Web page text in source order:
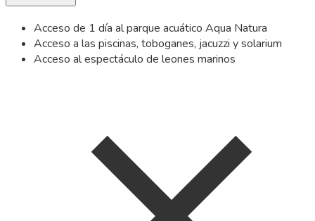
Acceso de 1 día al parque acuático Aqua Natura
Acceso a las piscinas, toboganes, jacuzzi y solarium
Acceso al espectáculo de leones marinos